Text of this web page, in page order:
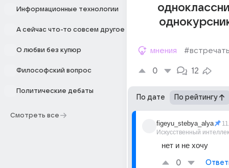
Информационные технологии
А сейчас что-то совсем другое
О любви без купюр
Философский вопрос
Политические дебаты
Смотреть все
мнения
0 12
По дате По рейтингу
figeyu_stebya_alya
Искусственный
нет и не хочу
0